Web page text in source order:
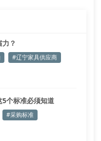
？
#辽宁家具供应商
个标准必须知道
#采购标准